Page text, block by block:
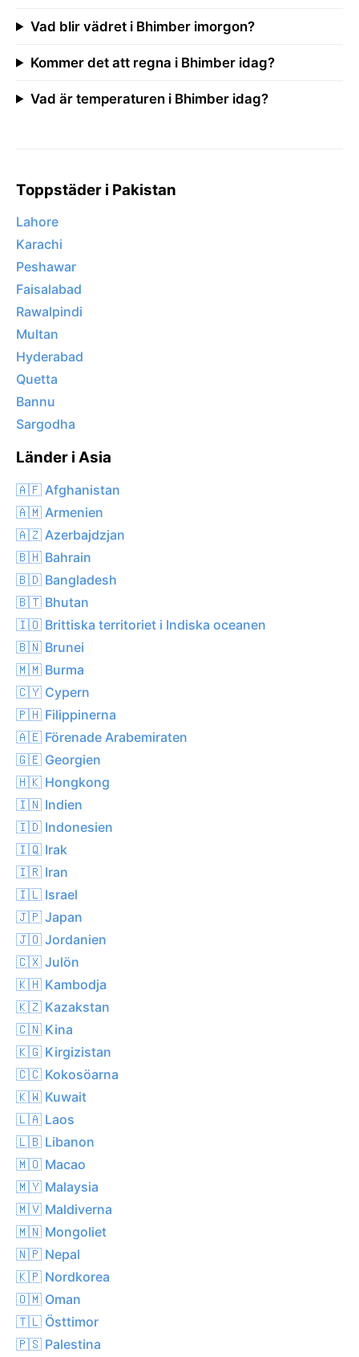
Vad blir vädret i Bhimber imorgon?
Kommer det att regna i Bhimber idag?
Vad är temperaturen i Bhimber idag?
Toppstäder i Pakistan
Lahore
Karachi
Peshawar
Faisalabad
Rawalpindi
Multan
Hyderabad
Quetta
Bannu
Sargodha
Länder i Asia
🇦🇫 Afghanistan
🇦🇲 Armenien
🇦🇿 Azerbajdzjan
🇧🇭 Bahrain
🇧🇩 Bangladesh
🇧🇹 Bhutan
🇮🇴 Brittiska territoriet i Indiska oceanen
🇧🇳 Brunei
🇲🇲 Burma
🇨🇾 Cypern
🇵🇭 Filippinerna
🇦🇪 Förenade Arabemiraten
🇬🇪 Georgien
🇭🇰 Hongkong
🇮🇳 Indien
🇮🇩 Indonesien
🇮🇶 Irak
🇮🇷 Iran
🇮🇱 Israel
🇯🇵 Japan
🇯🇴 Jordanien
🇨🇽 Julön
🇰🇭 Kambodja
🇰🇿 Kazakstan
🇨🇳 Kina
🇰🇬 Kirgizistan
🇨🇨 Kokosöarna
🇰🇼 Kuwait
🇱🇦 Laos
🇱🇧 Libanon
🇲🇴 Macao
🇲🇾 Malaysia
🇲🇻 Maldiverna
🇲🇳 Mongoliet
🇳🇵 Nepal
🇰🇵 Nordkorea
🇴🇲 Oman
🇹🇱 Östtimor
🇵🇸 Palestina